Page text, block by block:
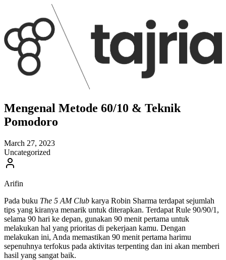
Mengenal Metode 60/10 & Teknik
Pomodoro
March 27, 2023
Uncategorized
Arifin
Pada buku The 5 AM Club karya Robin Sharma terdapat sejumlah
tips yang kiranya menarik untuk diterapkan. Terdapat Rule 90/90/1,
selama 90 hari ke depan, gunakan 90 menit pertama untuk
melakukan hal yang prioritas di pekerjaan kamu. Dengan
melakukan ini, Anda memastikan 90 menit pertama harimu
sepenuhnya terfokus pada aktivitas terpenting dan ini akan memberi
hasil yang sangat baik.